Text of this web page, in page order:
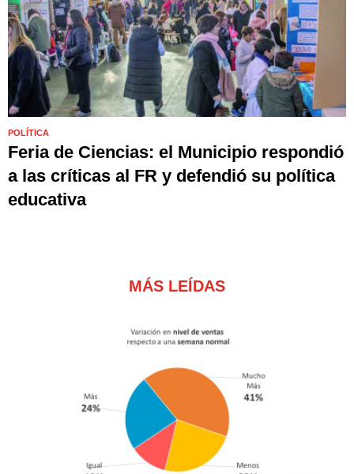
POLÍTICA
Feria de Ciencias: el Municipio respondió
a las críticas al FR y defendió su política
educativa
MÁS LEÍDAS